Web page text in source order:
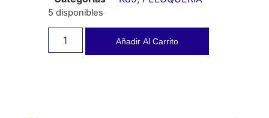
5 disponibles
Añadir Al Carrito